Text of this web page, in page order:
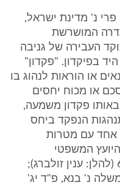
לענין הפיקדון - בדנ"פ 2334/09 פרי נ' מדינת ישראל,
המושרשת
העבירה של גניבה
בפיקדון. "פקדון"
או הוראות לנהוג בו
או מכוח יחסים
פקדון משמעה,
הנפקד ביחס
אחד עם מטרות
זולברג נ' היועץ המשפטי
לממשלה, פ"ד י' 636, 640 - 641 (להלן: ענין זולברג);
לממשלה נ' בנא, פ"ד יג'